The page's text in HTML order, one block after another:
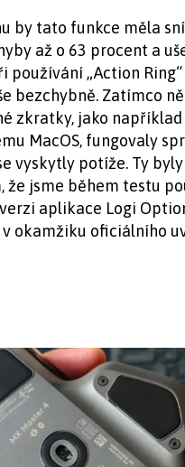
by tato funkce měla
až o 63 procent a
používání „Action Ring“
bezchybně. Zatímco
zkratky, jako
MacOS, fungovaly
vyskytly potíže. Ty
že jsme během testu
aplikace Logi
okamžiku oficiálního